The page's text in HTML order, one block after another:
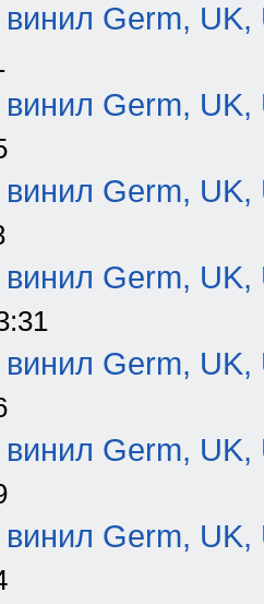
Germ, UK,
Germ, UK,
Germ, UK,
Germ, UK,
Germ, UK,
Germ, UK,
Germ, UK,